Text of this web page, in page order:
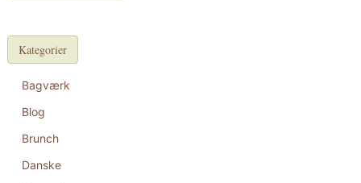
Kategorier
Bagværk
Blog
Brunch
Danske